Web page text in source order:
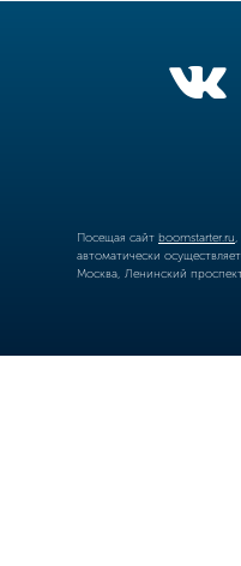
Посещая сайт boomstarter.ru
автоматически
Москва, Ленинский